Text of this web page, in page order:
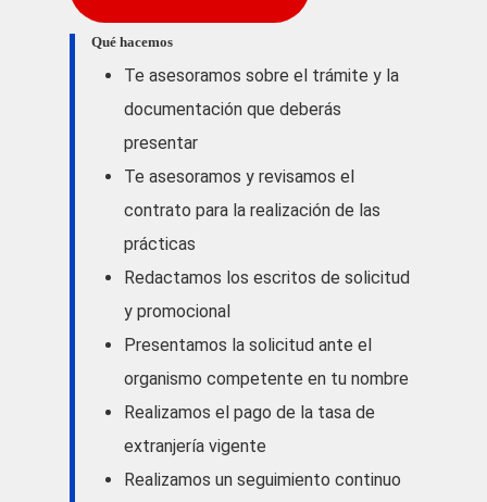
Qué hacemos
Te asesoramos sobre el trámite y la
documentación que deberás
presentar
Te asesoramos y revisamos el
contrato para la realización de las
prácticas
Redactamos los escritos de solicitud
y promocional
Presentamos la solicitud ante el
organismo competente en tu nombre
Realizamos el pago de la tasa de
extranjería vigente
Realizamos un seguimiento continuo